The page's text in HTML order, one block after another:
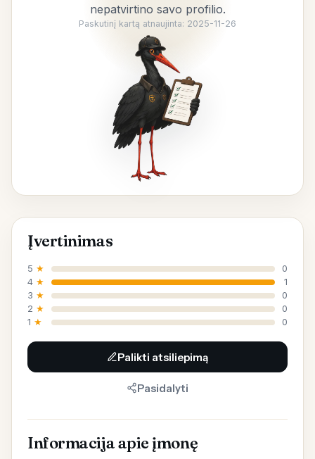
nepatvirtino savo profilio.
Paskutinį kartą atnaujinta: 2025-11-26
Įvertinimas
5 ★
0
4 ★
1
3 ★
0
2 ★
0
1 ★ 0
Palikti atsiliepimą
Pasidalyti
Informacija apie įmonę